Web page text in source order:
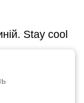
Stay cool